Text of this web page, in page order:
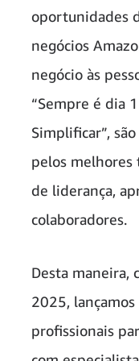
oportunidades
negócios
negócio às
“Sempre é dia
Simplificar”,
pelos melhores
de liderança,
colaboradores.
Desta maneira,
2025,
profissionais